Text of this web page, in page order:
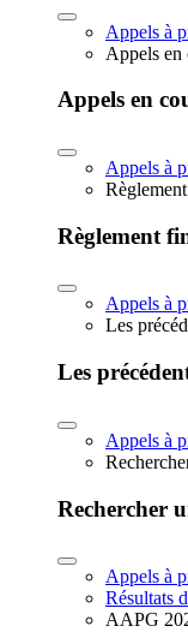
Appels à
Appels en
Appels en
Appels à
Règlement
Appels à
Les
Les
Appels à
Rechercher
Appels à
Résultats
AAPG